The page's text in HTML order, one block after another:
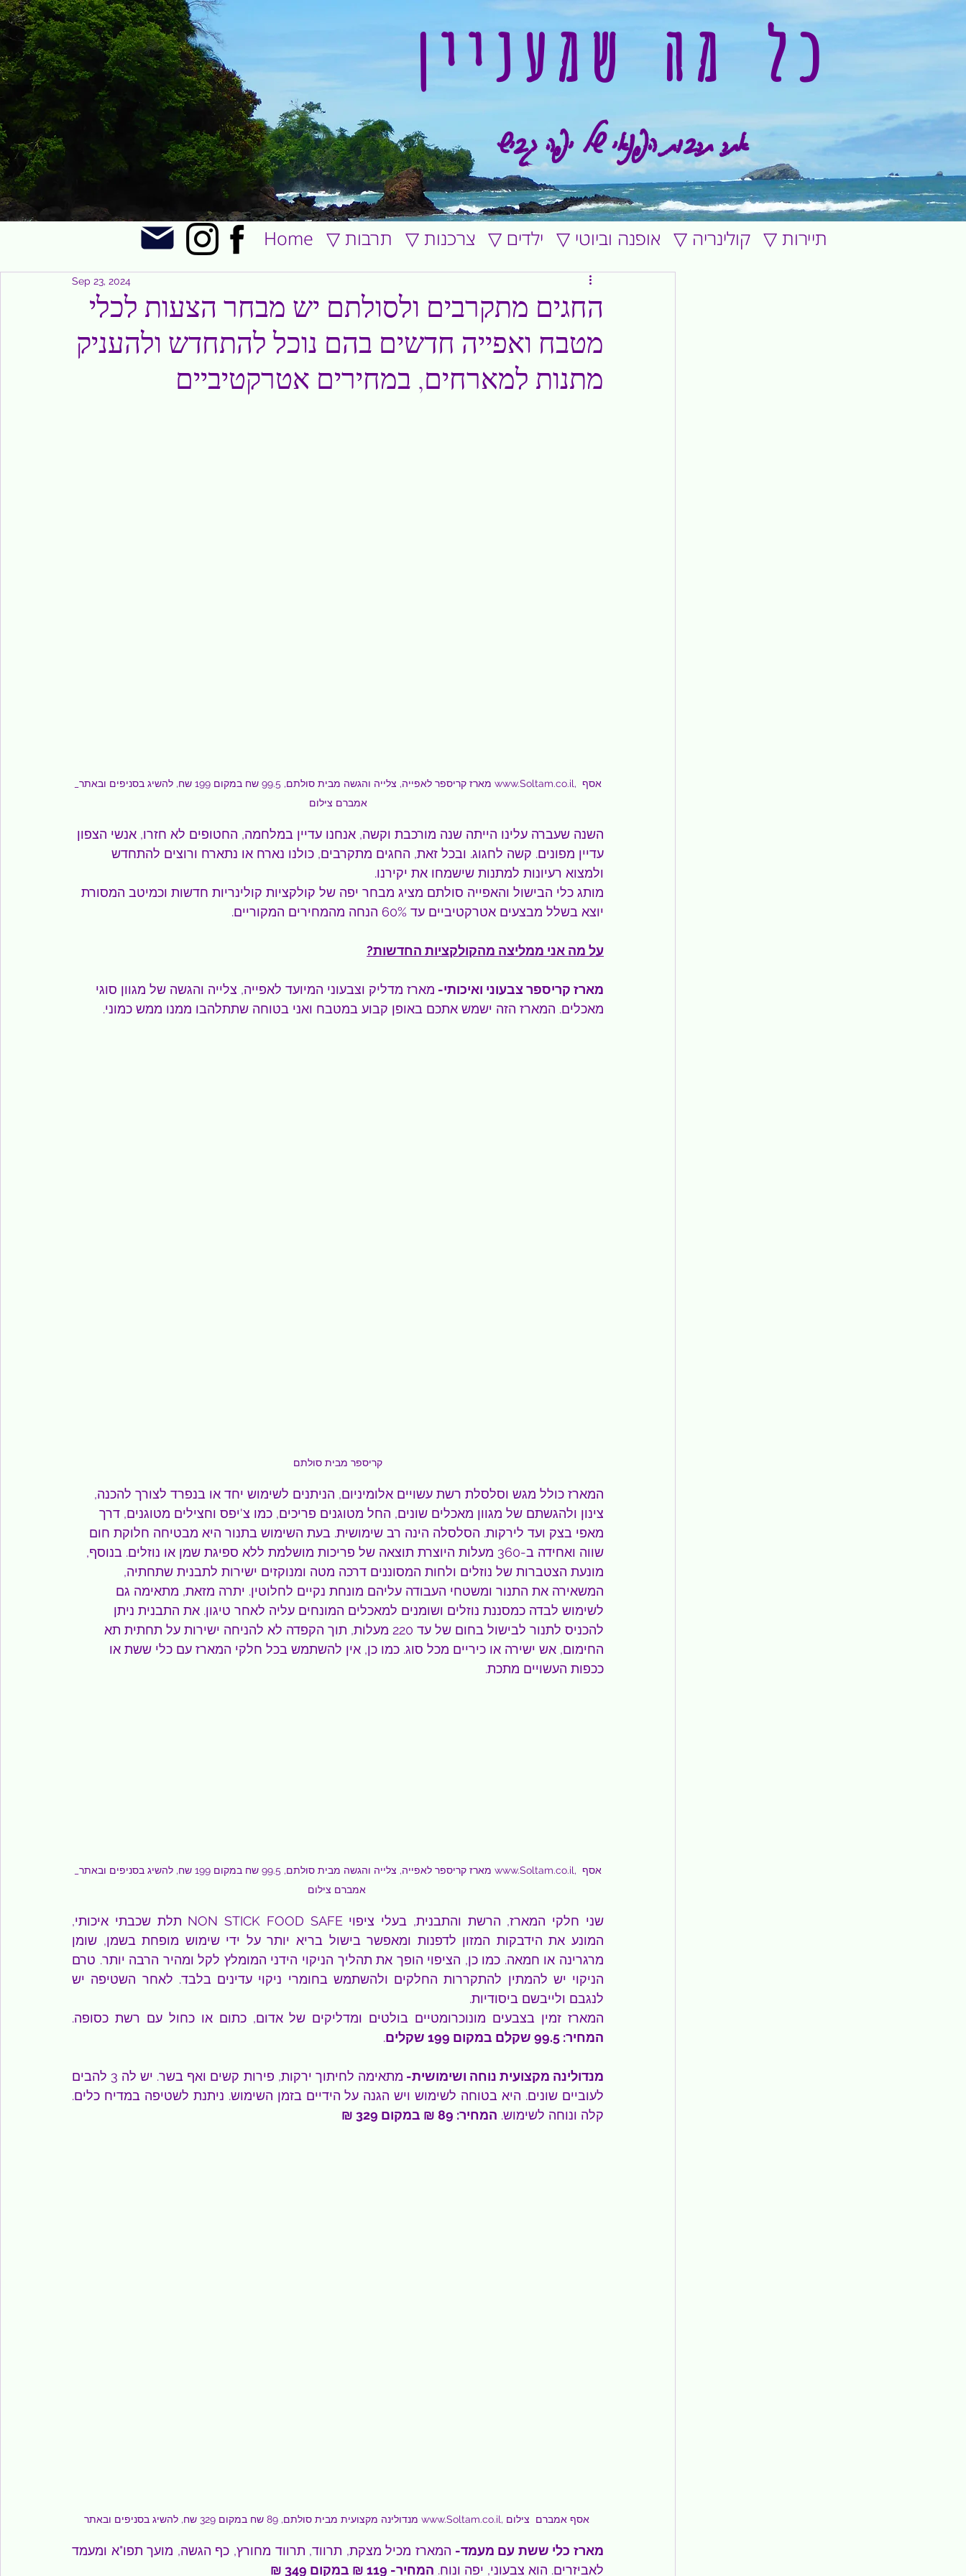
כל מה שמעניין
אתר תרבות הפנאי של יפה גביש
Home ▽ תרבות ▽ צרכנות ▽ ילדים ▽ אופנה וביוטי ▽ קולינריה ▽ תיירות
החגים מתקרבים ולסולתם יש מבחר הצעות לכלי
מטבח ואפייה חדשים בהם נוכל להתחדש ולהעניק
מתנות למארחים, במחירים אטרקטיביים
Sep 23, 2024
אמברם צילום
השנה שעברה עלינו הייתה שנה מורכבת וקשה, אנחנו עדיין במלחמה, החטופים לא חזרו, אנשי הצפון
עדיין מפונים. קשה לחגוג. ובכל זאת, החגים מתקרבים, כולנו נארח או נתארח ורוצים להתחדש
ולמצוא רעיונות למתנות שישמחו את יקירנו.
מותג כלי הבישול והאפייה סולתם מציג מבחר יפה של קולקציות קולינריות חדשות וכמיטב המסורת
יוצא בשלל מבצעים אטרקטיביים עד 60% הנחה מהמחירים המקוריים.
על מה אני ממליצה מהקולקציות החדשות?
מארז קריספר צבעוני ואיכותי- מארז מדליק וצבעוני המיועד לאפייה, צלייה והגשה של מגוון סוגי
מאכלים. המארז הזה ישמש אתכם באופן קבוע במטבח ואני בטוחה שתתלהבו ממנו ממש כמוני.
קריספר מבית סולתם
המארז כולל מגש וסלסלת רשת עשויים אלומיניום, הניתנים לשימוש יחד או בנפרד לצורך להכנה,
צינון ולהגשתם של מגוון מאכלים שונים, החל מטוגנים פריכים, כמו צ'יפס וחצילים מטוגנים, דרך
מאפי בצק ועד לירקות. הסלסלה הינה רב שימושית. בעת השימוש בתנור היא מבטיחה חלוקת חום
שווה ואחידה ב-360 מעלות היוצרת תוצאה של פריכות מושלמת ללא ספיגת שמן או נוזלים. בנוסף,
מונעת הצטברות של נוזלים ולחות המסוננים דרכה מטה ומנוקזים ישירות לתבנית שתחתיה,
המשאירה את התנור ומשטחי העבודה עליהם מונחת נקיים לחלוטין. יתרה מזאת, מתאימה גם
לשימוש לבדה כמסננת נוזלים ושומנים למאכלים המונחים עליה לאחר טיגון. את התבנית ניתן
להכניס לתנור לבישול בחום של עד 220 מעלות, תוך הקפדה לא להניחה ישירות על תחתית תא
החימום, אש ישירה או כיריים מכל סוג. כמו כן, אין להשתמש בכל חלקי המארז עם כלי ששת או
ככפות העשויים מתכת.
אמברם צילום
לנגבם ולייבשם ביסודיות.
המארז זמין בצבעים מונוכרומטיים בולטים ומדליקים של אדום, כתום או כחול עם רשת כסופה.
המחיר: 99.5 שקלם במקום 199 שקלים
.
מנדולינה מקצועית נוחה ושימושית-
קלה ונוחה לשימוש. המחיר: 89 ₪ במקום 329 ₪
מנדולינה מקצועית מבית סולתם, 89 שח במקום 329 שח, להשיג בסניפים ובאתר www.Soltam.co.il, אסף אמברם  צילום
מארז כלי ששת עם מעמד-
לאביזרים. הוא צבעוני, יפה ונוח. המחיר- 119 ₪ במקום 349 ₪